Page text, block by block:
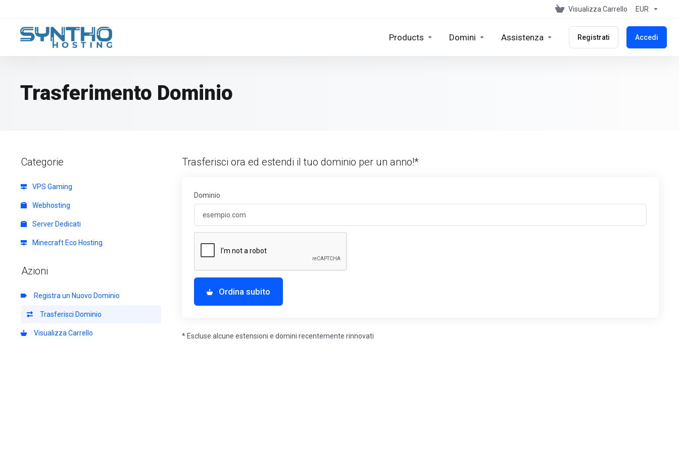
Visualizza Carrello EUR
Products Domini Assistenza Registrati Accedi
Trasferimento Dominio
Categorie
VPS Gaming
Webhosting
Server Dedicati
Minecraft Eco Hosting
Azioni
Registra un Nuovo Dominio
Trasferisci Dominio
Visualizza Carrello
Trasferisci ora ed estendi il tuo dominio per un anno!*
Dominio
Ordina subito
* Escluse alcune estensioni e domini recentemente rinnovati